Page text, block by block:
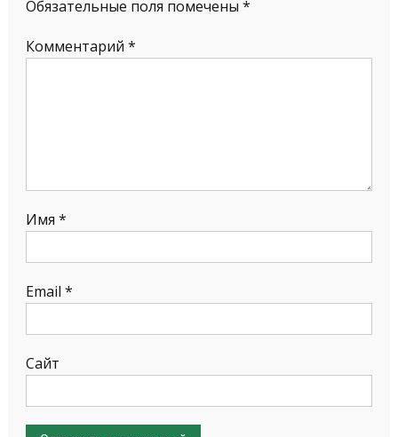
Обязательные поля помечены *
Комментарий *
Имя *
Email *
Сайт